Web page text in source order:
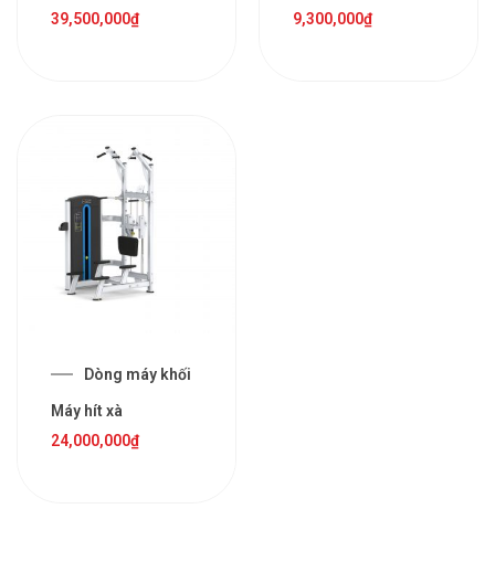
39,500,000₫
9,300,000₫
Dòng máy khối
Máy hít xà
24,000,000₫